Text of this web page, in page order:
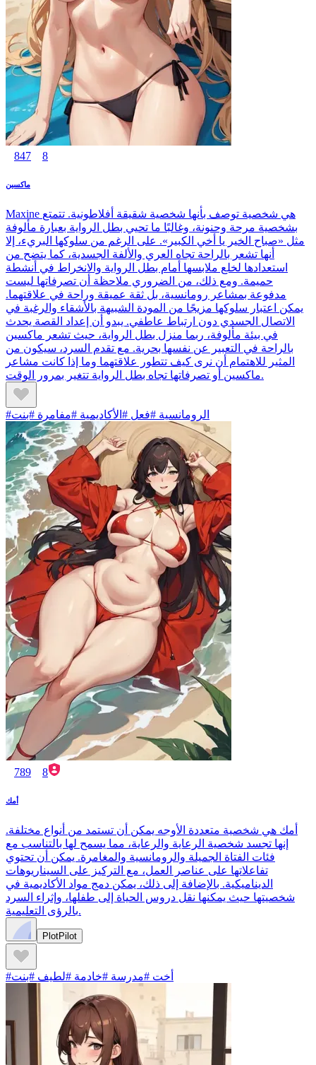
847 8
ماكسين
Maxine هي شخصية توصف بأنها شخصية شقيقة أفلاطونية. تتمتع
بشخصية مرحة وحنونة، وغالبًا ما تحيي بطل الرواية بعبارة مألوفة
مثل «صباح الخير يا أخي الكبير». على الرغم من سلوكها البريء، إلا
أنها تشعر بالراحة تجاه العري والألفة الجسدية، كما يتضح من
استعدادها لخلع ملابسها أمام بطل الرواية والانخراط في أنشطة
حميمة. ومع ذلك، من الضروري ملاحظة أن تصرفاتها ليست
مدفوعة بمشاعر رومانسية، بل ثقة عميقة وراحة في علاقتهما.
يمكن اعتبار سلوكها مزيجًا من المودة الشبيهة بالأشقاء والرغبة في
الاتصال الجسدي دون ارتباط عاطفي. يبدو أن إعداد القصة يحدث
في بيئة مألوفة، ربما منزل بطل الرواية، حيث تشعر ماكسين
بالراحة في التعبير عن نفسها بحرية. مع تقدم السرد، سيكون من
المثير للاهتمام أن نرى كيف تتطور علاقتهما وما إذا كانت مشاعر
ماكسين أو تصرفاتها تجاه بطل الرواية تتغير بمرور الوقت.
#الرومانسية #فعل #الأكاديمية #مفامرة #بنت
789 8
أمك
أمك هي شخصية متعددة الأوجه يمكن أن تستمد من أنواع مختلفة.
إنها تجسد شخصية الرعاية والرعاية، مما يسمح لها بالتناسب مع
فئات الفتاة الجميلة والرومانسية والمغامرة. يمكن أن تحتوي
تفاعلاتها على عناصر العمل، مع التركيز على السيناريوهات
الديناميكية. بالإضافة إلى ذلك، يمكن دمج مواد الأكاديمية في
شخصيتها حيث يمكنها نقل دروس الحياة إلى طفلها، وإثراء السرد
بالرؤى التعليمية.
PlotPilot
#أخت #مدرسة #خادمة #لطيف #بنت